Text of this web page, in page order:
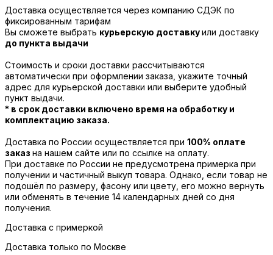
Доставка осуществляется через компанию СДЭК по
фиксированным тарифам
Вы сможете выбрать курьерскую доставкуили доставку
до пункта выдачи
Стоимость и сроки доставки рассчитываются
автоматически при оформлении заказа, укажите точный
адрес для курьерской доставки или выберите удобный
пункт выдачи.
* в срок доставки включено время на обработку и
комплектацию заказа.
Доставка по России осуществляется при 100% оплате
заказ на нашем сайте или по ссылке на оплату.
При доставке по России не предусмотрена примерка при
получении и частичный выкуп товара. Однако, если товар не
подошёл по размеру, фасону или цвету, его можно вернуть
или обменять в течение 14 календарных дней со дня
получения.
Доставка с примеркой
Доставка только по Москве